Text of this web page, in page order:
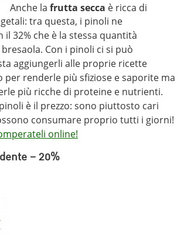
Anche la frutta secca è ricca di
tra questa, i pinoli ne
il 32% che è la stessa quantità
Con i pinoli ci si può
aggiungerli alle proprie ricette
per renderle più sfiziose e saporite ma
più ricche di proteine e nutrienti.
è il prezzo: sono piuttosto cari
consumare proprio tutti i giorni!
online!
– 20%